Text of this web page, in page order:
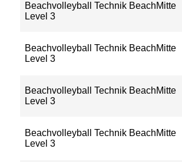
Beachvolleyball Technik BeachMitte
Level 3
Beachvolleyball Technik BeachMitte
Level 3
Beachvolleyball Technik BeachMitte
Level 3
Beachvolleyball Technik BeachMitte
Level 3